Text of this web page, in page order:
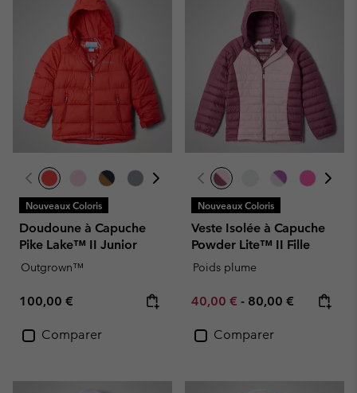
Nouveaux Coloris
Doudoune à Capuche
Pike Lake™ II Junior
Outgrown™
Regular price:
100,00 €
Comparer
Nouveaux Coloris
Veste Isolée à Capuche
Powder Lite™ II Fille
Poids plume
Minimum sale price:
40,00 € - Maximum price:
80,00 €
Comparer